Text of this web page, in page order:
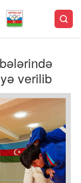
verilib